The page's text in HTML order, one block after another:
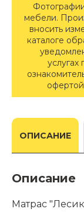
мебели.
вносить
каталоге
услугах
ОПИСАНИЕ
Описание
Матрас